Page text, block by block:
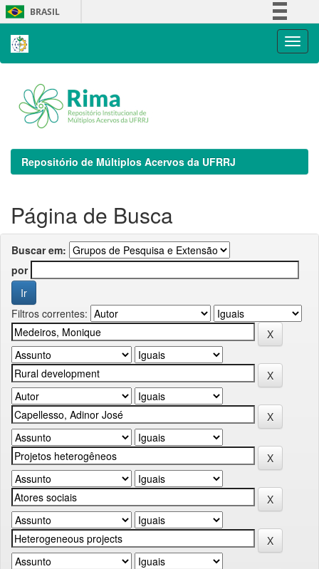
Skip
navigation
BRASIL
Repositório de Múltiplos Acervos da UFRRJ
Página de Busca
Buscar em:
por
Filtros correntes: